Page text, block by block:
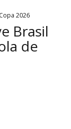
2026
Brasil
de